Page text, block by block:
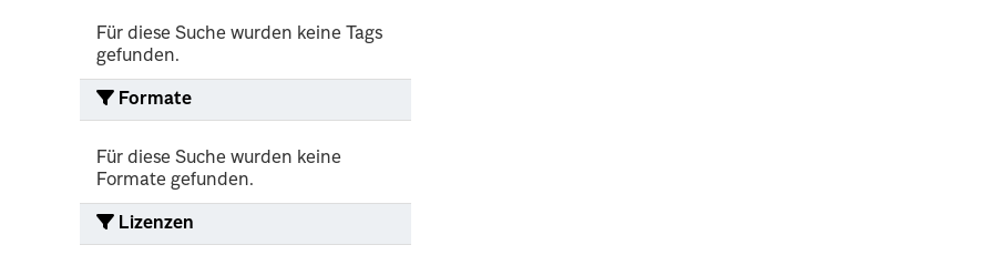
Für diese Suche wurden keine Tags
gefunden.
Formate
Für diese Suche wurden keine
Formate gefunden.
Lizenzen